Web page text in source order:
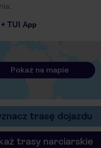
TUI App
Pokaż na mapie
trasę dojazdu
trasy narciarskie